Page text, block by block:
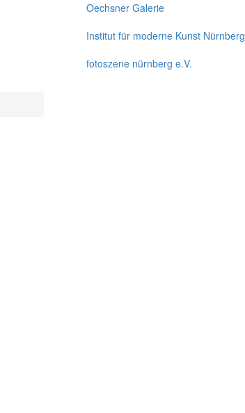
Oechsner Galerie
Institut für moderne Kunst Nürnberg
fotoszene nürnberg e.V.